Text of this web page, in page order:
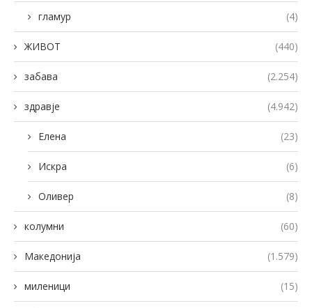
гламур (4)
ЖИВОТ (440)
забава (2.254)
здравје (4.942)
Елена (23)
Искра (6)
Оливер (8)
колумни (60)
Македонија (1.579)
миленици (15)